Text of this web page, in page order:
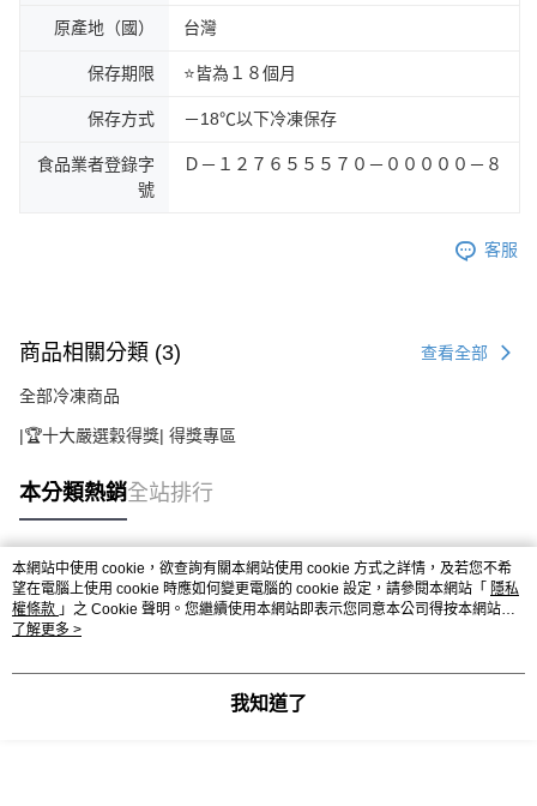
原產地（國） 台灣
保存期限 ⭐皆為１８個月
保存方式 －18℃以下冷凍保存
食品業者登錄字
號
Ｄ－１２７６５５５７０－０００００－８
客服
商品相關分類 (3) 查看全部
全部冷凍商品
|🏆十大嚴選穀得獎| 得獎專區
本分類熱銷全站排行
熱門標籤
本網站中使用 cookie，欲查詢有關本網站使用 cookie 方式之詳情，及若您不希
望在電腦上使用 cookie 時應如何變更電腦的 cookie 設定，請參閱本網站「 隱私
權條款 」之 Cookie 聲明。您繼續使用本網站即表示您同意本公司得按本網站使
用條款之 Cookie 聲明使用 cookie。
了解更多 >
我知道了